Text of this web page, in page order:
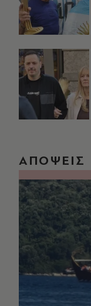
ΑΠΟΨΕΙΣ